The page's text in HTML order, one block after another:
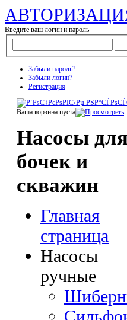
Введите ваш логин и пароль
Забыли пароль?
Забыли логин?
Регистрация
Ваша корзина пуста
Насосы для
бочек и
скважин
Главная
страница
Насосы
ручные